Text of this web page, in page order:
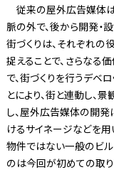
従来の屋外広告媒体
脈の外で、後から開発・
街づくりは、それぞれの
捉えることで、さらなる
で、街づくりを行うデベ
とにより、街と連動し、
し、屋外広告媒体の開
けるサイネージなどを用
物件ではない一般のビ
のは今回が初めての取り